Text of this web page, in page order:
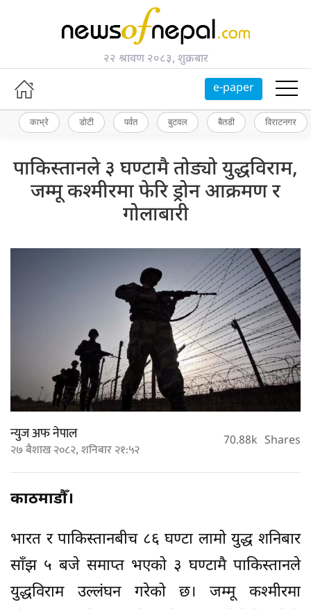
२२ श्रावण २०८३, शुक्रबार
e-paper
काभ्रे डोटी पर्वत बुटवल बैतडी विराटनगर
पाकिस्तानले ३ घण्टामै तोड्यो युद्धविराम,
जम्मू कश्मीरमा फेरि ड्रोन आक्रमण र
गोलाबारी
न्युज अफ नेपाल
२७ बैशाख २०८२, शनिबार २१:५२ 70.88k Shares
काठमाडौँ।
भारत र पाकिस्तानबीच ८६ घण्टा लामो युद्ध शनिबार
साँझ ५ बजे समाप्त भएको ३ घण्टामै पाकिस्तानले
युद्धविराम उल्लंघन गरेको छ। जम्मू कश्मीरमा